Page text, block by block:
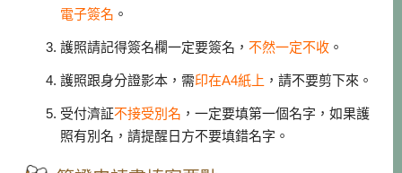
電子簽名 。
護照請記得簽名欄一定要簽名，不然一定不收 。
護照跟身分證影本，需印在A4紙上 ，請不要剪下來。
受付濟証不接受別名 ，一定要填第一個名字，如果護
照有別名，請提醒日方不要填錯名字。